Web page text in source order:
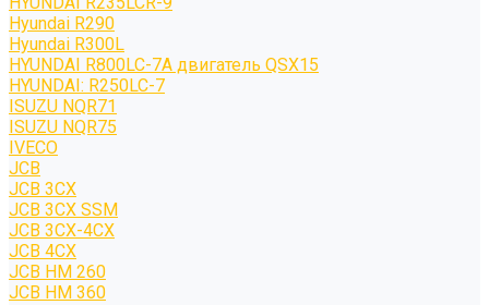
Hyundai R290
Hyundai R300L
HYUNDAI R800LC-7A двигатель QSX15
HYUNDAI: R250LC-7
ISUZU NQR71
ISUZU NQR75
IVECO
JCB
JCB 3CX
JCB 3CX SSM
JCB 3CX-4CX
JCB 4CX
JCB HM 260
JCB HM 360